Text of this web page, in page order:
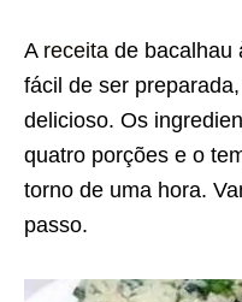
A receita de bacalhau
fácil de ser
delicioso. Os
quatro porções e o
torno de uma hora.
passo.